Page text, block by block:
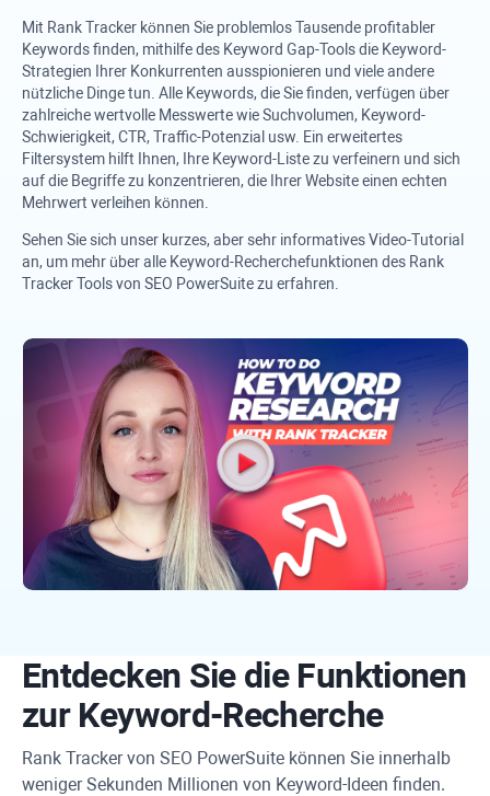
Mit Rank Tracker können Sie problemlos Tausende profitabler
Keywords finden, mithilfe des Keyword Gap-Tools die Keyword-
Strategien Ihrer Konkurrenten ausspionieren und viele andere
nützliche Dinge tun. Alle Keywords, die Sie finden, verfügen über
zahlreiche wertvolle Messwerte wie Suchvolumen, Keyword-
Schwierigkeit, CTR, Traffic-Potenzial usw. Ein erweitertes
Filtersystem hilft Ihnen, Ihre Keyword-Liste zu verfeinern und sich
auf die Begriffe zu konzentrieren, die Ihrer Website einen echten
Mehrwert verleihen können.
Sehen Sie sich unser kurzes, aber sehr informatives Video-Tutorial
an, um mehr über alle Keyword-Recherchefunktionen des Rank
TrackerTools von SEO PowerSuitezu erfahren.
Entdecken Sie die Funktionen
zur Keyword-Recherche
Rank Trackervon SEO PowerSuite können Sie innerhalb
weniger Sekunden Millionen von Keyword-Ideen finden.